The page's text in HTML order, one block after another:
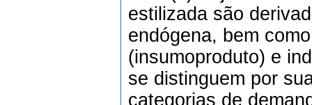
estilizada são
endógena, bem
(insumoproduto) e
se distinguem por
categorias de